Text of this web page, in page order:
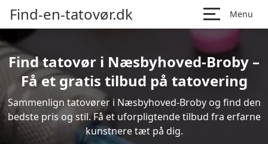
Find-en-tatovør.dk Menu
Find tatovør i Næsbyhoved-Broby –
Få et gratis tilbud på tatovering
Sammenlign tatovører i Næsbyhoved-Broby og find den
bedste pris og stil. Få et uforpligtende tilbud fra erfarne
kunstnere tæt på dig.